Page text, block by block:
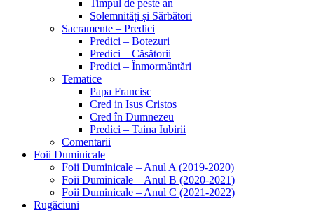
Timpul de peste an
Solemnități și Sărbători
Sacramente – Predici
Predici – Botezuri
Predici – Căsătorii
Predici – Înmormântări
Tematice
Papa Francisc
Cred in Isus Cristos
Cred în Dumnezeu
Predici – Taina Iubirii
Comentarii
Foii Duminicale
Foii Duminicale – Anul A (2019-2020)
Foii Duminicale – Anul B (2020-2021)
Foii Duminicale – Anul C (2021-2022)
Rugăciuni